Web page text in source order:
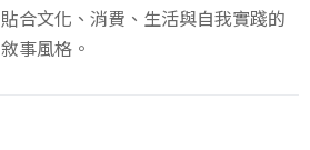
貼合文化、消費、生活與自我實踐的
敘事風格。